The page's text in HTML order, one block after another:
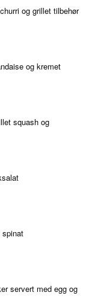
og grillet tilbehør
og kremet
squash og
spinat
servert med egg og